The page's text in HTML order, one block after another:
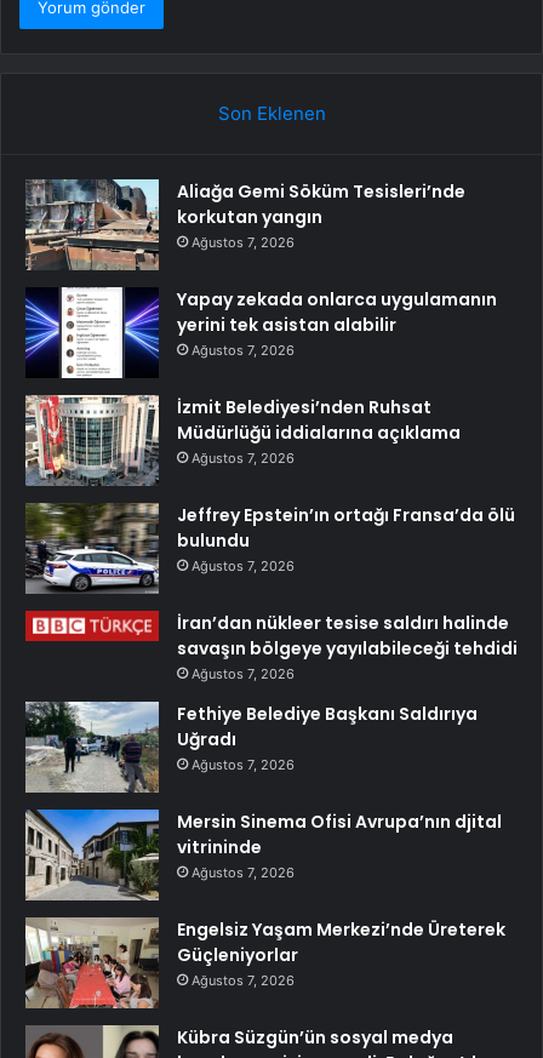
Son Eklenen
Aliağa Gemi Söküm Tesisleri’nde
korkutan yangın
Ağustos 7, 2026
Yapay zekada onlarca uygulamanın
yerini tek asistan alabilir
Ağustos 7, 2026
İzmit Belediyesi’nden Ruhsat
Müdürlüğü iddialarına açıklama
Ağustos 7, 2026
Jeffrey Epstein’ın ortağı Fransa’da ölü
bulundu
Ağustos 7, 2026
İran’dan nükleer tesise saldırı halinde
savaşın bölgeye yayılabileceği tehdidi
Ağustos 7, 2026
Fethiye Belediye Başkanı Saldırıya
Uğradı
Ağustos 7, 2026
Mersin Sinema Ofisi Avrupa’nın djital
vitrininde
Ağustos 7, 2026
Engelsiz Yaşam Merkezi’nde Üreterek
Güçleniyorlar
Ağustos 7, 2026
Kübra Süzgün’ün sosyal medya